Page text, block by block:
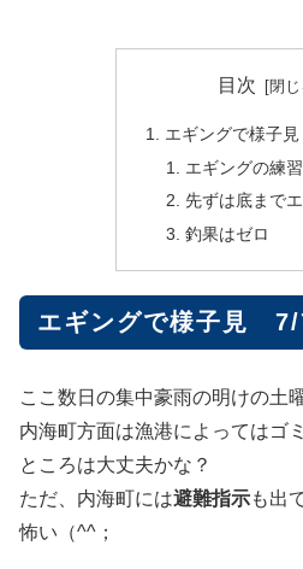
目次
エギングで様子
エギングの練
先ずは底まで
釣果はゼロ
エギングで様子見 7/
ここ数日の集中豪雨の明けの土
内海町方面は漁港によってはゴ
ところは大丈夫かな？
ただ、内海町には避難指示も出
怖い（^^；